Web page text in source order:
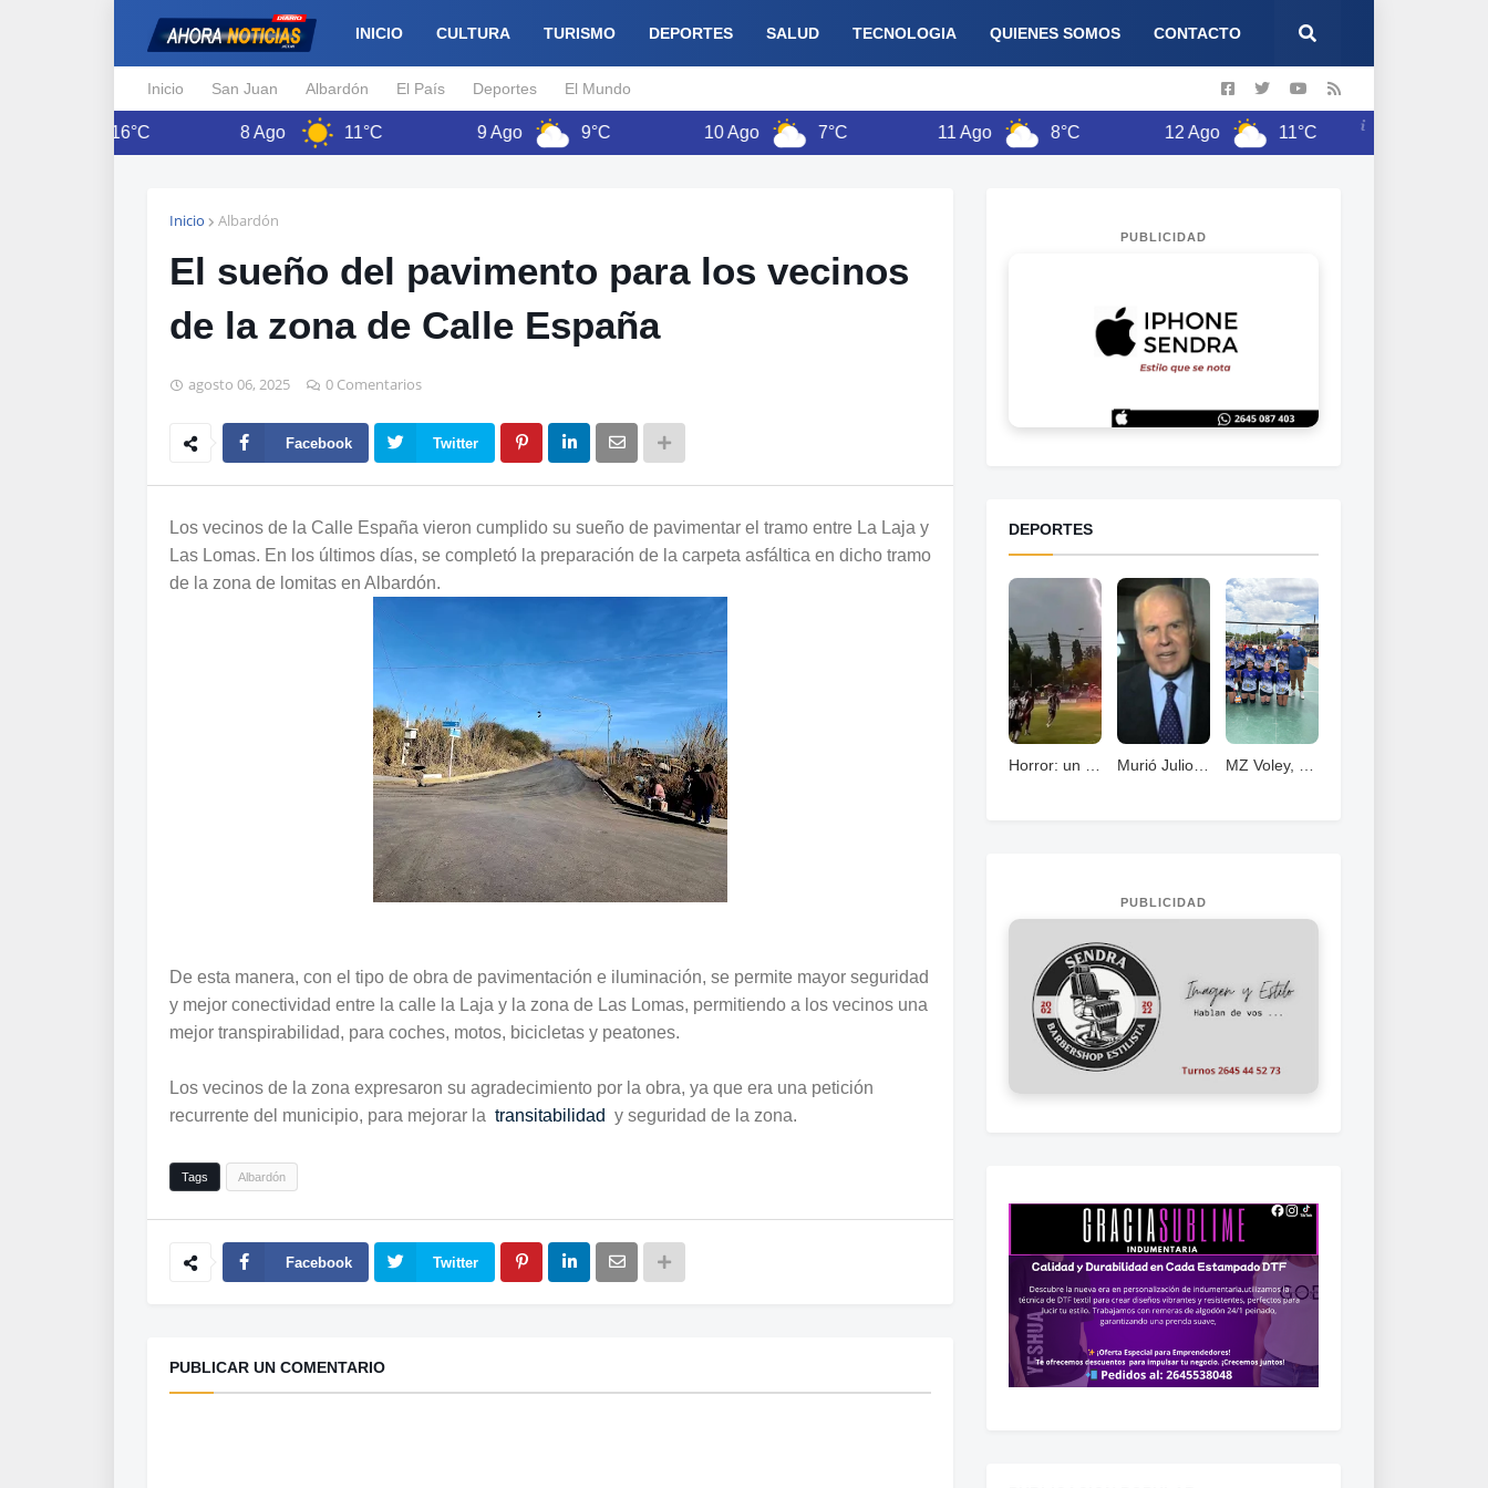
INICIO CULTURA TURISMO DEPORTES SALUD TECNOLOGIA QUIENES SOMOS CONTACTO
Inicio San Juan Albardón El País Deportes El Mundo
11°C 9°C 7°C 8°C 11°C 13 Ago
Inicio Albardón
El sueño del pavimento para los vecinos
de la zona de Calle España
agosto 06, 2025 0 Comentarios
Facebook Twitter
Los vecinos de la Calle España vieron cumplido su sueño de pavimentar el tramo entre La Laja y
Las Lomas. En los últimos días, se completó la preparación de la carpeta asfáltica en dicho tramo
de la zona de lomitas en Albardón.
De esta manera, con el tipo de obra de pavimentación e iluminación, se permite mayor seguridad
y mejor conectividad entre la calle la Laja y la zona de Las Lomas, permitiendo a los vecinos una
mejor transpirabilidad, para coches, motos, bicicletas y peatones.
Los vecinos de la zona expresaron su agradecimiento por la obra, ya que era una petición
recurrente del municipio, para mejorar la transitabilidad y seguridad de la zona.
Tags Albardón
Facebook Twitter
PUBLICAR UN COMENTARIO
PUBLICIDAD
DEPORTES
Horror: un jugador murió fulminado por un rayos . Murió Julio Ricardo, histórico periodista deportivo MZ Voley, esta cerrando un año con grandes logros
PUBLICIDAD